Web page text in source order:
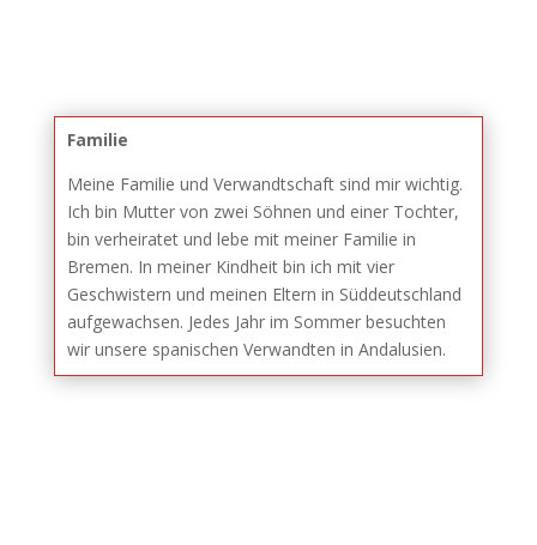
Familie
Meine Familie und Verwandtschaft sind mir wichtig.
Ich bin Mutter von zwei Söhnen und einer Tochter,
bin verheiratet und lebe mit meiner Familie in
Bremen. In meiner Kindheit bin ich mit vier
Geschwistern und meinen Eltern in Süddeutschland
aufgewachsen. Jedes Jahr im Sommer besuchten
wir unsere spanischen Verwandten in Andalusien.